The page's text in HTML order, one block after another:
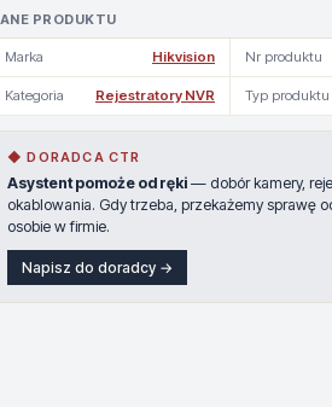
PRODUKTU
Marka Hikvision Nr produktu
Kategoria Rejestratory NVR Typ produktu
◆ DORADCA CTR
Asystent pomoże od ręki — dobór kamery,
okablowania. Gdy trzeba, przekażemy sprawę
osobie w firmie.
Napisz do doradcy →